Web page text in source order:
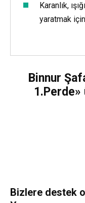
Karanlık,
yaratmak için
Binnur
Bizlere destek